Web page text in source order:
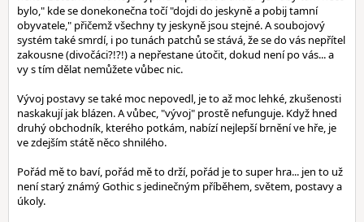
bylo," kde se donekonečna točí "dojdi do jeskyně a pobij tamní
obyvatele," přičemž všechny ty jeskyně jsou stejné. A soubojový
systém také smrdí, i po tunách patchů se stává, že se do vás nepřítel
zakousne (divočáci?!?!) a nepřestane útočit, dokud není po vás... a
vy s tím dělat nemůžete vůbec nic.
Vývoj postavy se také moc nepovedl, je to až moc lehké, zkušenosti
naskakují jak blázen. A vůbec, "vývoj" prostě nefunguje. Když hned
druhý obchodník, kterého potkám, nabízí nejlepší brnění ve hře, je
ve zdejším státě něco shnilého.
Pořád mě to baví, pořád mě to drží, pořád je to super hra... jen to už
není starý známý Gothic s jedinečným příběhem, světem, postavy a
úkoly.